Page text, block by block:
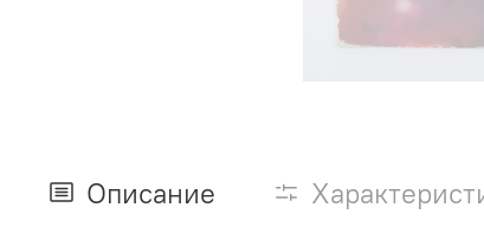
Описание